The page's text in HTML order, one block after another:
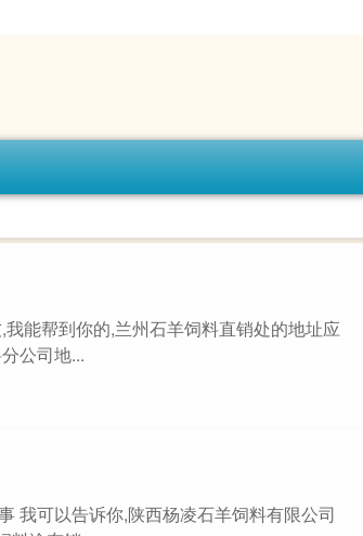
能帮到你的,兰州石羊饲料直销处的地址应
公司地...
我可以告诉你,陕西杨凌石羊饲料有限公司